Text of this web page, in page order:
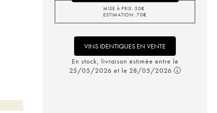
MISE À PRIX: 50€
ESTIMATION: 70€
VINS IDENTIQUES EN VENTE
En stock, livraison estimée entre le
25/05/2026 et le 28/05/2026